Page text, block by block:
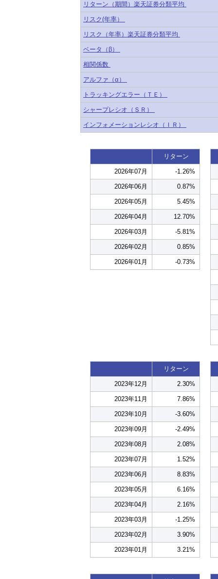
リターン（期間）楽天証券分類平均
リスク(年率）
リスク（年率）楽天証券分類平均
ベータ（β）
相関係数
アルファ（α）
トラッキングエラー（ＴＥ）
シャープレシオ（ＳＲ）
インフォメーションレシオ（ＩＲ）
リターン
2026年07月 -1.26%
2026年06月 0.87%
2026年05月 5.45%
2026年04月 12.70%
2026年03月 -5.81%
2026年02月 0.85%
2026年01月 -0.73%
リターン
2023年12月 2.30%
2023年11月 7.86%
2023年10月 -3.60%
2023年09月 -2.49%
2023年08月 2.08%
2023年07月 1.52%
2023年06月 8.83%
2023年05月 6.16%
2023年04月 2.16%
2023年03月 -1.25%
2023年02月 3.90%
2023年01月 3.21%